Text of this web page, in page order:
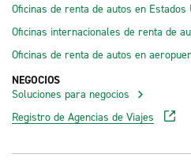
Oficinas de renta de autos en Estados
Oficinas internacionales de renta de
Oficinas de renta de autos en
NEGOCIOS
Soluciones para negocios
Registro de Agencias de Viajes